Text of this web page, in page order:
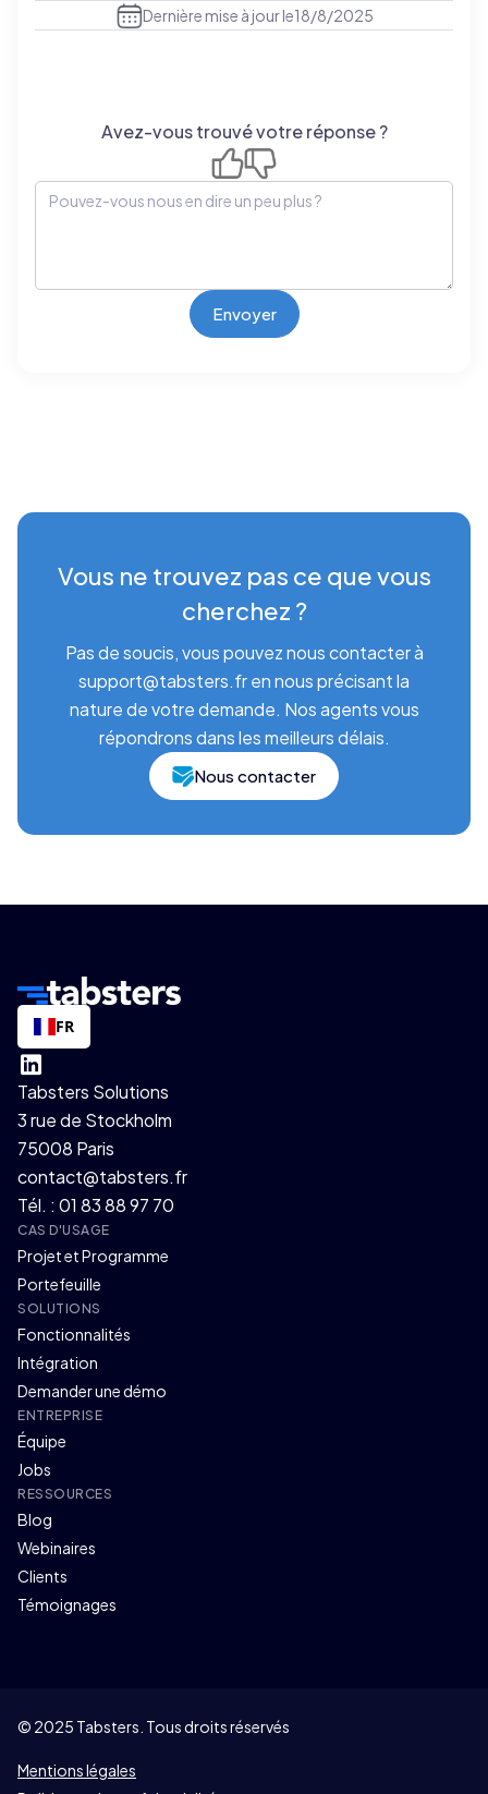
Dernière mise à jour le18/8/2025
Avez-vous trouvé votre réponse ?
Vous ne trouvez pas ce que vous
cherchez ?
Pas de soucis, vous pouvez nous contacter à
support@tabsters.fr en nous précisant la
nature de votre demande. Nos agents vous
répondrons dans les meilleurs délais.
Nous contacter
FR
Tabsters Solutions
3 rue de Stockholm
75008 Paris
contact@tabsters.fr
Tél. : 01 83 88 97 70
CAS D'USAGE
Projet et Programme
Portefeuille
SOLUTIONS
Fonctionnalités
Intégration
Demander une démo
ENTREPRISE
Équipe
Jobs
RESSOURCES
Blog
Webinaires
Clients
Témoignages
© 2025 Tabsters. Tous droits réservés
Mentions légales